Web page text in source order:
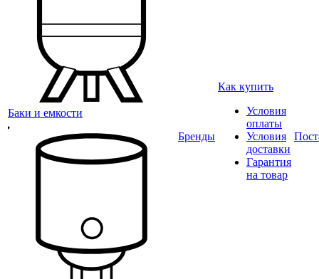
Баки и емкости
Бренды
Как купить
Условия
оплаты
Условия
доставки
Гарантия
на товар